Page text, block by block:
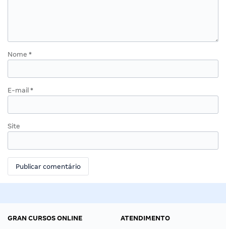
Nome *
E-mail *
Site
GRAN CURSOS ONLINE
ATENDIMENTO